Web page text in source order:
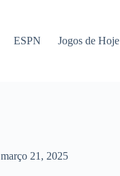
ESPN Jogos de Hoje
março 21, 2025